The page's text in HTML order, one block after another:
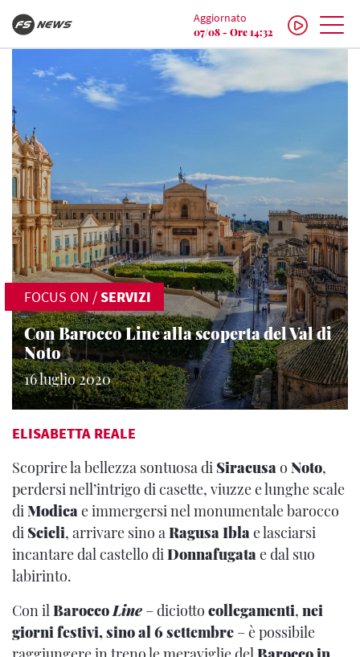
Aggiornato
07/08 - Ore 14:32
FOCUS ON /SERVIZI
Con Barocco Line alla scoperta del Val di
Noto
16 luglio 2020
ELISABETTA REALE
Scoprire la bellezza sontuosa di Siracusao Noto,
perdersi nell’intrigo di casette, viuzze e lunghe scale
diModicae immergersi nel monumentale barocco
di Scicli, arrivare sino aRagusa Iblae lasciarsi
incantare dal castello diDonnafugatae dal suo
labirinto.
Con ilBaroccoLine – diciotto collegamenti, nei
giorni festivi, sino al 6 settembre – è possibile